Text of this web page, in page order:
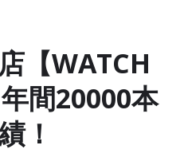
【WATCH
間20000本
！